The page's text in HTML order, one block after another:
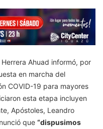
Ahuad informó, por
en marcha del
COVID-19 para mayores
esta etapa incluyen
Apóstoles, Leandro
que “dispusimos